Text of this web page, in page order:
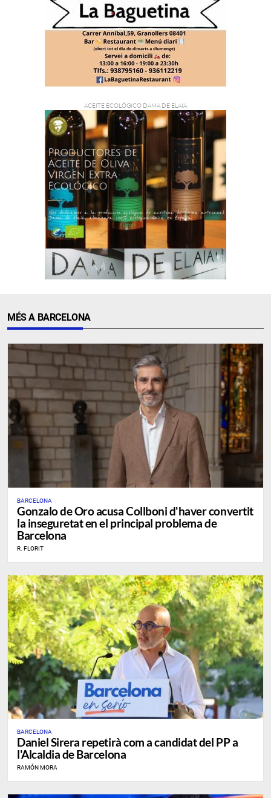
MÉS A BARCELONA
BARCELONA
Gonzalo de Oro acusa Collboni d'haver convertit
la inseguretat en el principal problema de
Barcelona
R. FLORIT
BARCELONA
Daniel Sirera repetirà com a candidat del PP a
l'Alcaldia de Barcelona
RAMÓN MORA